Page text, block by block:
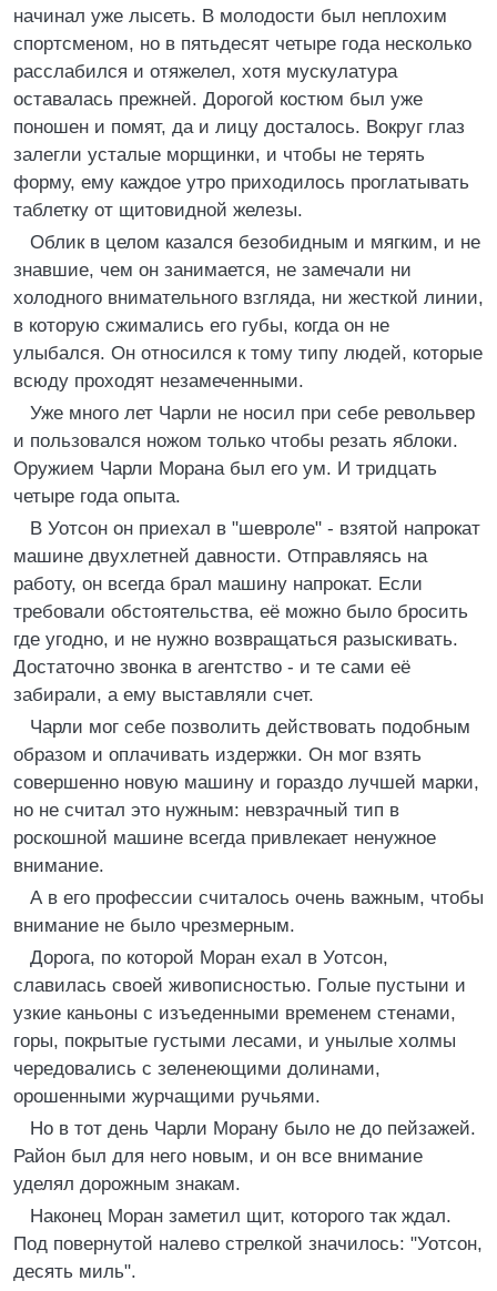
начинал уже лысеть. В молодости был неплохим
спортсменом, но в пятьдесят четыре года несколько
расслабился и отяжелел, хотя мускулатура
оставалась прежней. Дорогой костюм был уже
поношен и помят, да и лицу досталось. Вокруг глаз
залегли усталые морщинки, и чтобы не терять
форму, ему каждое утро приходилось проглатывать
таблетку от щитовидной железы.
Облик в целом казался безобидным и мягким, и не
знавшие, чем он занимается, не замечали ни
холодного внимательного взгляда, ни жесткой линии,
в которую сжимались его губы, когда он не
улыбался. Он относился к тому типу людей, которые
всюду проходят незамеченными.
Уже много лет Чарли не носил при себе револьвер
и пользовался ножом только чтобы резать яблоки.
Оружием Чарли Морана был его ум. И тридцать
четыре года опыта.
В Уотсон он приехал в "шевроле" - взятой напрокат
машине двухлетней давности. Отправляясь на
работу, он всегда брал машину напрокат. Если
требовали обстоятельства, её можно было бросить
где угодно, и не нужно возвращаться разыскивать.
Достаточно звонка в агентство - и те сами её
забирали, а ему выставляли счет.
Чарли мог себе позволить действовать подобным
образом и оплачивать издержки. Он мог взять
совершенно новую машину и гораздо лучшей марки,
но не считал это нужным: невзрачный тип в
роскошной машине всегда привлекает ненужное
внимание.
А в его профессии считалось очень важным, чтобы
внимание не было чрезмерным.
Дорога, по которой Моран ехал в Уотсон,
славилась своей живописностью. Голые пустыни и
узкие каньоны с изъеденными временем стенами,
горы, покрытые густыми лесами, и унылые холмы
чередовались с зеленеющими долинами,
орошенными журчащими ручьями.
Но в тот день Чарли Морану было не до пейзажей.
Район был для него новым, и он все внимание
уделял дорожным знакам.
Наконец Моран заметил щит, которого так ждал.
Под повернутой налево стрелкой значилось: "Уотсон,
десять миль".